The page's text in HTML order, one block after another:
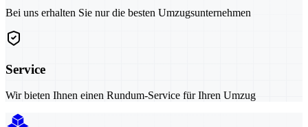
Bei uns erhalten Sie nur die besten Umzugsunternehmen
Service
Wir bieten Ihnen einen Rundum-Service für Ihren Umzug